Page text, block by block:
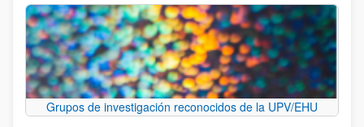
Grupos de investigación reconocidos de la UPV/EHU